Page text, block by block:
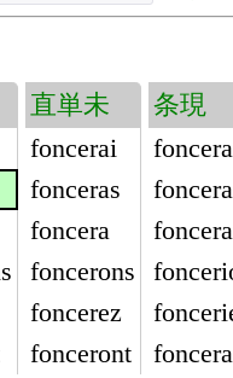
直単未
foncerai
fonceras
foncera
foncerons
foncerez
fonceront
条現